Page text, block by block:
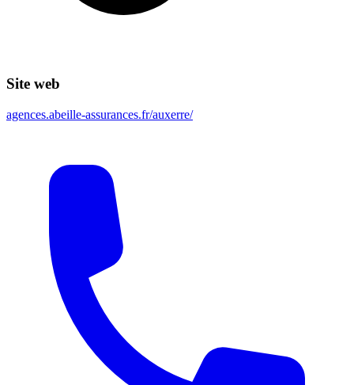
Site web
agences.abeille-assurances.fr/auxerre/